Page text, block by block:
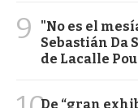
9
"No es el
Sebastián Da
de Lacalle Pou
De “gran